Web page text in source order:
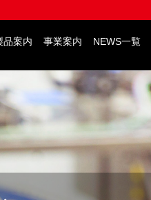
品案内 事業案内 NEWS一覧